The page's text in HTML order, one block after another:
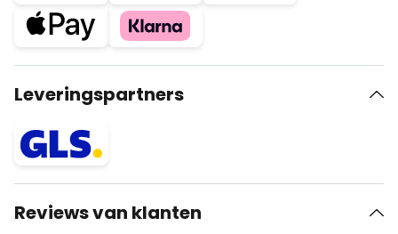
Leveringspartners
Reviews van klanten